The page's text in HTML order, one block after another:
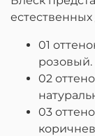
01
розовый.
02
03